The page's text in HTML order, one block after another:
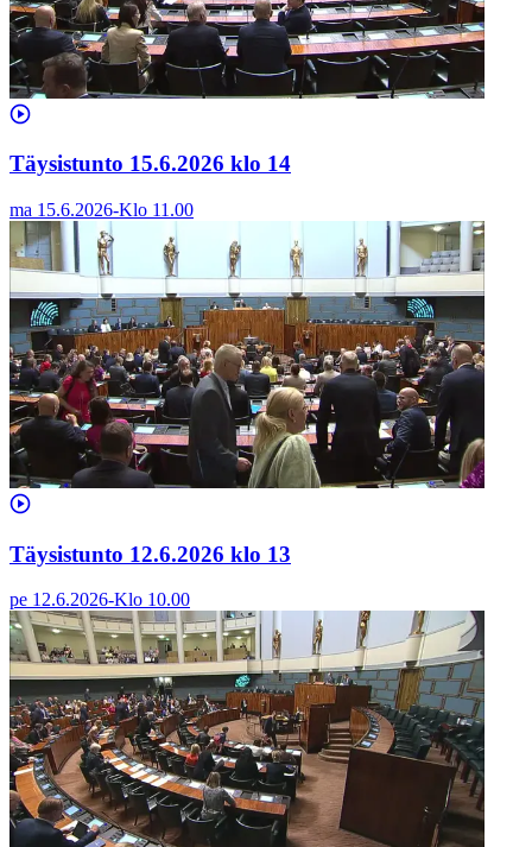
Täysistunto 15.6.2026 klo 14
ma 15.6.2026-Klo 11.00
Täysistunto 12.6.2026 klo 13
pe 12.6.2026-Klo 10.00